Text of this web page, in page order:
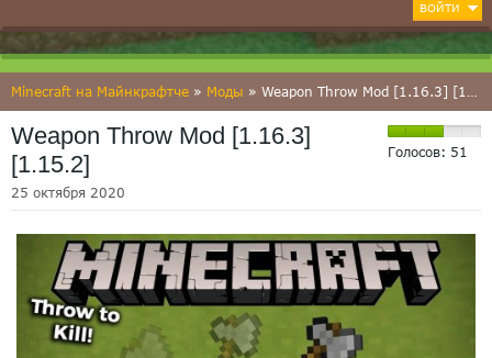
ВОЙТИ
Minecraft на Майнкрафтче » Моды » Weapon Throw Mod [1.16.3] [1.15.2]
Голосов: 51
Weapon Throw Mod [1.16.3]
[1.15.2]
25 октября 2020